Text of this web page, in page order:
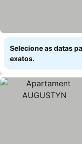
Selecione as datas
exatos.